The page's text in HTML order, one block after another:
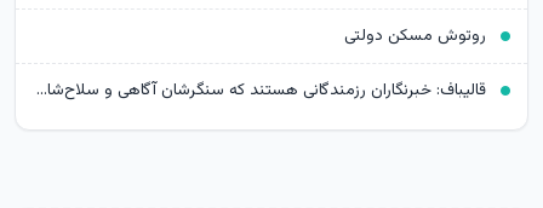
روتوش مسکن دولتی
قالیباف: خبرنگاران رزمندگانی هستند که سنگرشان آگاهی و سلاح‌شان حقیقت است